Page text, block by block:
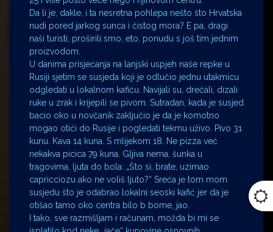
Da li je, dakle, i ta nesretna pohlepa nešto što Hrvatska
nudi pored jarkog sunca i čistog mora? E pa, dragi
naši turisti, proširili smo, eto, ponudu s još tim jednim
proizvodom.
U danima prisjećanja na lanjski uspjeh naše repke u
Rusiji sjetim se susjeda koji je odlučio jednu utakmicu
odgledati u lokalnom kafiću. Navijali su, drečali, dizali
ruke u zrak i krijepili se pivom. Sutradan, kada je susjed
bacio oko u novčanik zaključio je da je komotno
mogao otići do Rusije i pogledati tekmu uživo. Pivo 31
kunu. Kava 14 kuna. S mlijekom 18. Ne pizza već
nekakva picica 79 kuna. Gljiva nema, šunka u
tragovima, ljuta do bola: „Što si, brate, uzimao
capricciozu ako ne voliš ljuto?“ Sreća je tom mom
susjedu što je odabrao lokalni seoski kafić jer da je
otišao tamo oko centra bilo b bome, jao.
I tako, sve razmišljam i računam, možda bi mi se